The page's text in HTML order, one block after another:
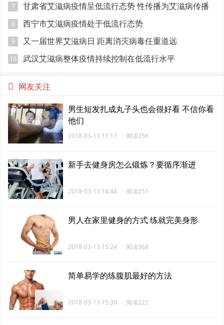
7
甘肃省艾滋病疫情呈低流行态势 性传播为艾滋病传播
的主要途径
8 西宁市艾滋病疫情处于低流行态势
9 又一届世界艾滋病日 距离消灭病毒任重道远
10 武汉艾滋病整体疫情持续控制在低流行水平
网友关注
男生短发扎成丸子头也会很好看 不信你看
他们
2018-03-13 11:17 阅读256
新手去健身房怎么锻炼？要循序渐进
2018-03-13 14:44 阅读251
男人在家里健身的方式 练就完美身形
2018-03-13 15:24 阅读368
简单易学的练腹肌最好的方法
2018-03-13 15:30 阅读222